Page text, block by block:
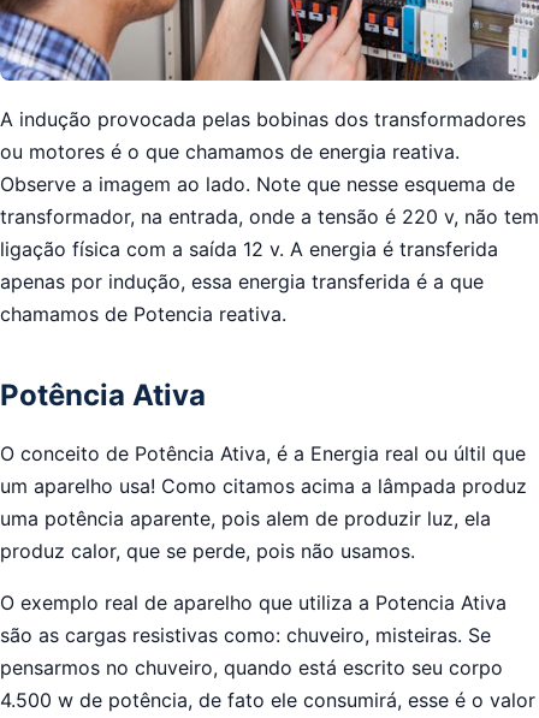
A indução provocada pelas bobinas dos transformadores
ou motores é o que chamamos de energia reativa.
Observe a imagem ao lado. Note que nesse esquema de
transformador, na entrada, onde a tensão é 220 v, não tem
ligação física com a saída 12 v. A energia é transferida
apenas por indução, essa energia transferida é a que
chamamos de Potencia reativa.
Potência Ativa
O conceito de Potência Ativa, é a Energia real ou últil que
um aparelho usa! Como citamos acima a lâmpada produz
uma potência aparente, pois alem de produzir luz, ela
produz calor, que se perde, pois não usamos.
O exemplo real de aparelho que utiliza a Potencia Ativa
são as cargas resistivas como: chuveiro, misteiras. Se
pensarmos no chuveiro, quando está escrito seu corpo
4.500 w de potência, de fato ele consumirá, esse é o valor